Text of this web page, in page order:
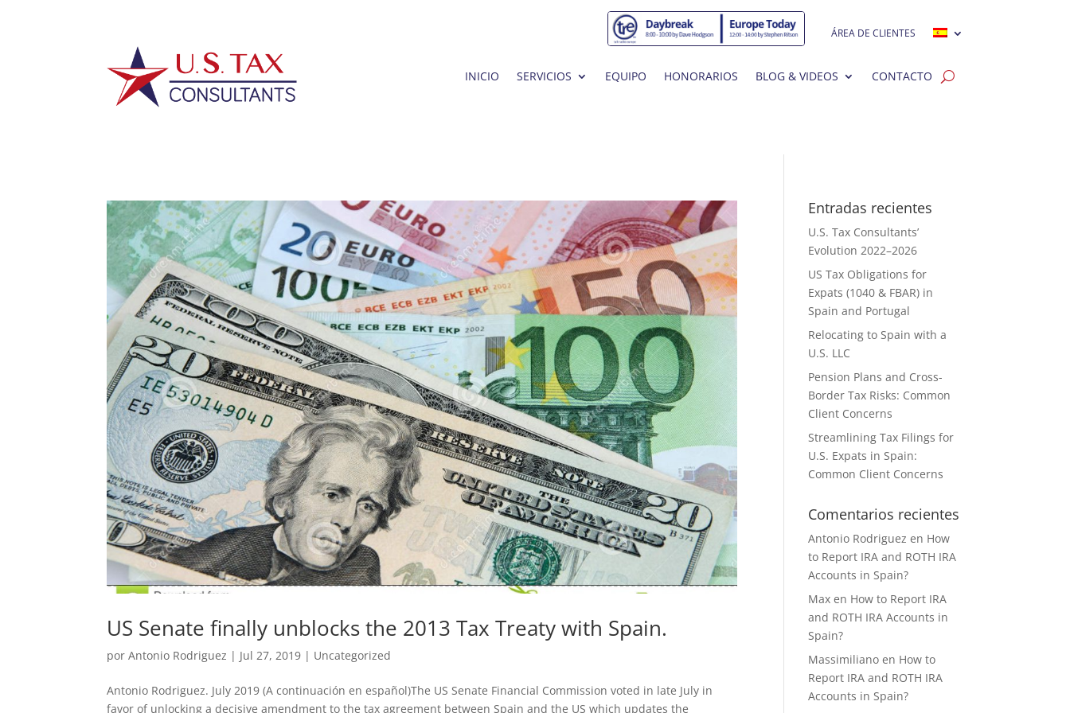
ÁREA DE CLIENTES
INICIO SERVICIOS EQUIPO HONORARIOS BLOG & VIDEOS CONTACTO
US Senate finally unblocks the 2013 Tax Treaty with Spain.
porAntonio Rodriguez | Jul 27, 2019 | Uncategorized
Antonio Rodriguez. July 2019 (A continuación en español)The US Senate Financial Commission voted in late July in
favor of unlocking a decisive amendment to the tax agreement between Spain and the US which updates the
Entradas recientes
U.S. Tax Consultants’
Evolution 2022–2026
US Tax Obligations for
Expats (1040 & FBAR) in
Spain and Portugal
Relocating to Spain with a
U.S. LLC
Pension Plans and Cross-
Border Tax Risks: Common
Client Concerns
Streamlining Tax Filings for
U.S. Expats in Spain:
Common Client Concerns
Comentarios recientes
Antonio Rodriguez en How
to Report IRA and ROTH IRA
Accounts in Spain?
Max en How to Report IRA
and ROTH IRA Accounts in
Spain?
Massimiliano en How to
Report IRA and ROTH IRA
Accounts in Spain?